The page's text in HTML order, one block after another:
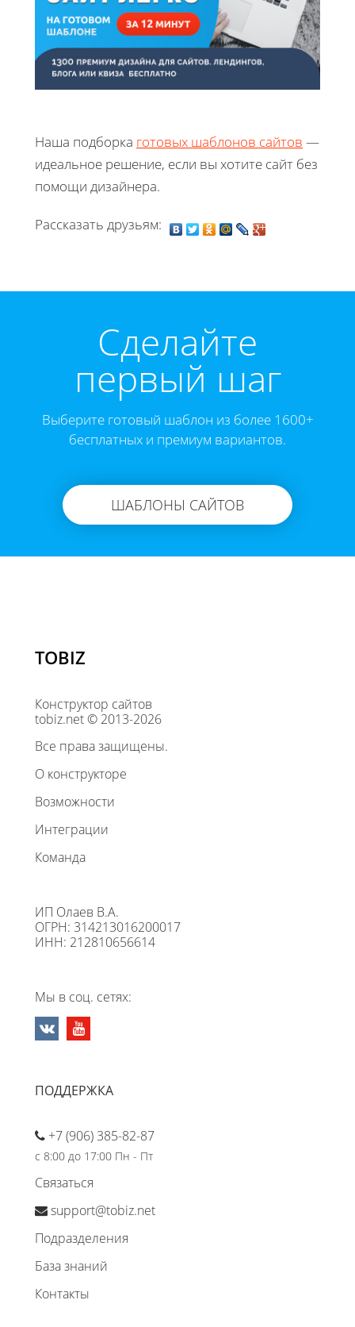
Наша подборка готовых шаблонов сайтов —
идеальное решение, если вы хотите сайт без
помощи дизайнера.
Рассказать друзьям:
Cделайте
первый шаг
Выберите готовый шаблон из более 1600+
бесплатных и премиум вариантов.
ШАБЛОНЫ САЙТОВ
TOBIZ
Конструктор сайтов
tobiz.net © 2013-2026
Все права защищены.
О конструкторе
Возможности
Интеграции
Команда
ИП Олаев В.А.
ОГРН: 314213016200017
ИНН: 212810656614
Мы в соц. сетях:
ПОДДЕРЖКА
+7 (906) 385-82-87
с 8:00 до 17:00 Пн - Пт
Связаться
support@tobiz.net
Подразделения
База знаний
Контакты